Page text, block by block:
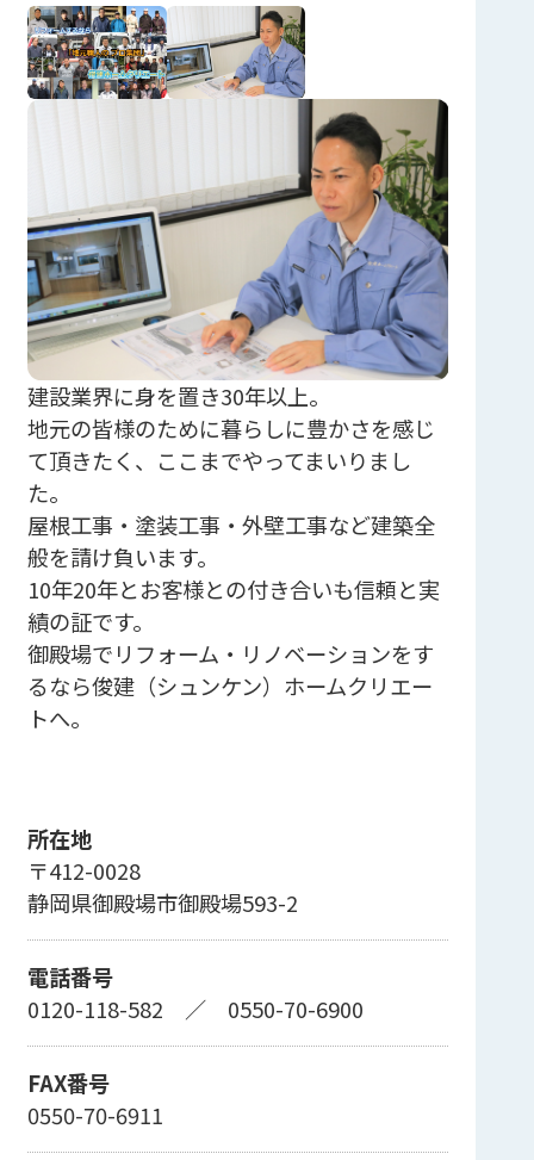
建設業界に身を置き30年以上。
地元の皆様のために暮らしに豊かさを感じ
て頂きたく、ここまでやってまいりまし
た。
屋根工事・塗装工事・外壁工事など建築全
般を請け負います。
10年20年とお客様との付き合いも信頼と実
績の証です。
御殿場でリフォーム・リノベーションをす
るなら俊建（シュンケン）ホームクリエー
トへ。
所在地
〒412-0028
静岡県御殿場市御殿場593-2
電話番号
0120-118-582 ／ 0550-70-6900
FAX番号
0550-70-6911